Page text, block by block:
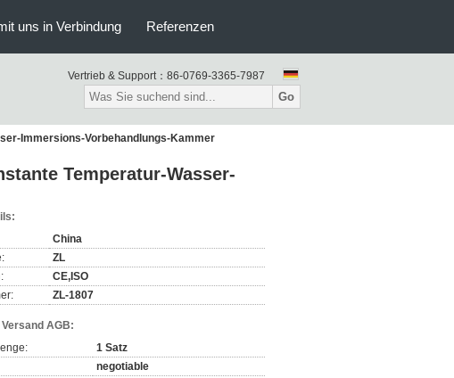
uns in Verbindung Referenzen
Vertrieb & Support： 86-0769-3365-7987
Go
Immersions-Vorbehandlungs-Kammer
Temperatur-Wasser-
China
ZL
CE,ISO
ZL-1807
AGB:
1 Satz
negotiable